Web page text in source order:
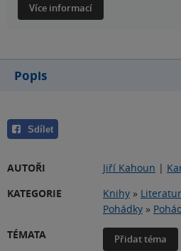
Více informací
Popis
Sdílet
AUTOŘI Jiří Kahoun |
KATEGORIE
Knihy »
Pohádky »
TÉMATA
Přidat téma